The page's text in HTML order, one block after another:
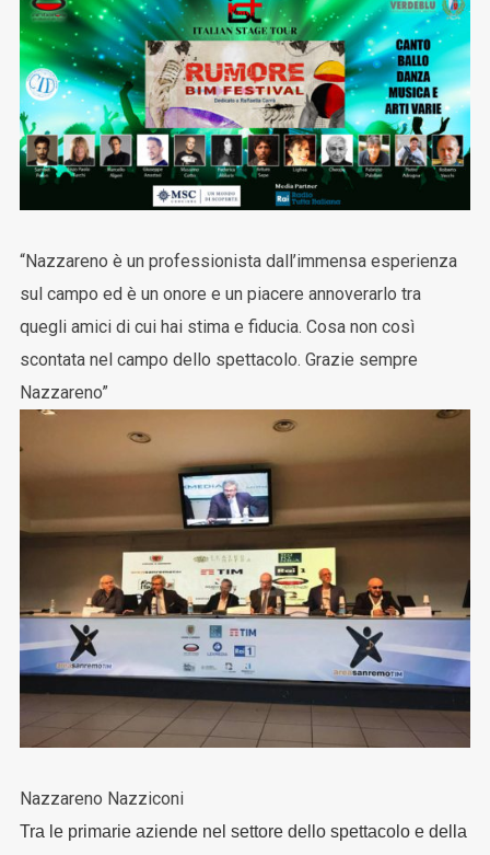
“Nazzareno è un professionista dall’immensa esperienza
sul campo ed è un onore e un piacere annoverarlo tra
quegli amici di cui hai stima e fiducia. Cosa non così
scontata nel campo dello spettacolo. Grazie sempre
Nazzareno”
Nazzareno Nazziconi
Tra le primarie aziende nel settore dello spettacolo e della